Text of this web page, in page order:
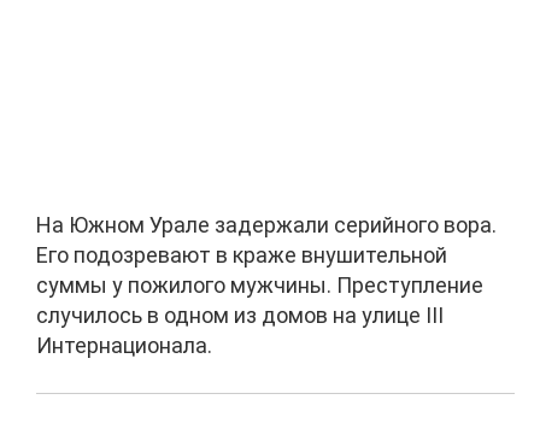
На Южном Урале задержали серийного вора.
Его подозревают в краже внушительной
суммы у пожилого мужчины. Преступление
случилось в одном из домов на улице III
Интернационала.